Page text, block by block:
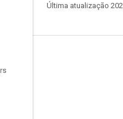
Última atualização